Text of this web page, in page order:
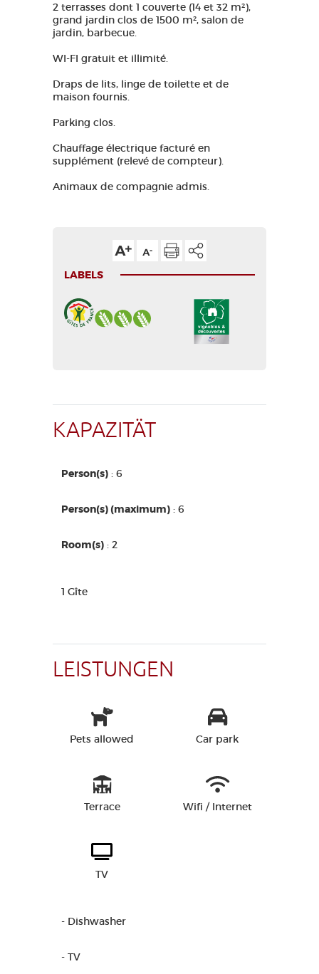
2 terrasses dont 1 couverte (14 et 32 m²),
grand jardin clos de 1500 m², salon de
jardin, barbecue.
WI-FI gratuit et illimité.
Draps de lits, linge de toilette et de
maison fournis.
Parking clos.
Chauffage électrique facturé en
supplément (relevé de compteur).
Animaux de compagnie admis.
LABELS
KAPAZITÄT
Person(s) : 6
Person(s) (maximum) : 6
Room(s) : 2
1 Gîte
LEISTUNGEN
Pets allowed Car park
Terrace Wifi / Internet
TV
- Dishwasher
- TV